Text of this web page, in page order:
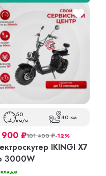
50
км/ч 40 км
900 ₽101 400₽-12%
IKINGI X7
3000W